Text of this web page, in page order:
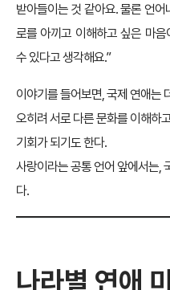
받아들이는 것 같아요. 물론 언
로를 아끼고 이해하고 싶은 마
수 있다고 생각해요.”
이야기를 들어보면, 국제 연애는
오히려 서로 다른 문화를 이해하
기회가 되기도 한다.
사랑이라는 공통 언어 앞에서는,
다.
나라별 연애